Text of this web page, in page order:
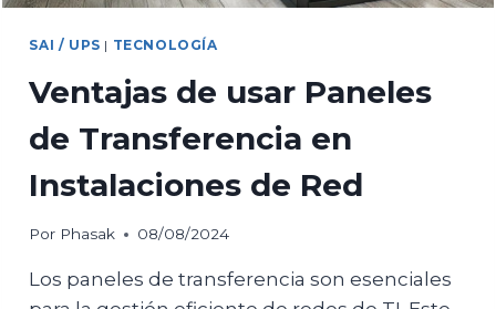
SAI / UPS | TECNOLOGÍA
Ventajas de usar Paneles
de Transferencia en
Instalaciones de Red
Por Phasak 08/08/2024
Los paneles de transferencia son esenciales